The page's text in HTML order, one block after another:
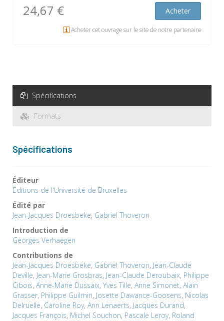
24,67 €
Acheter
Acheter cet ouvrage sur le site de notre partenaire
Spécifications
Formats
Spécifications
Éditeur
Éditions de l'Université de Bruxelles
Édité par
Jean-Jacques Droesbeke, Gabriel Thoveron
Introduction de
Georges Verhaegen
Contributions de
Jean-Jacques Droesbeke, Gabriel Thoveron, Jean-Claude
Deville, Jean-Marie Grosbras, Jean-Claude Deroubaix, Philippe
Cibois, Anne-Marie Dussaix, Yves Tille, Anne Simonet, Alain
Grasser, Philippe Guilmin, Josette Dawance-Goosens, Nicolas
Delruelle, Caroline Roy, Ann Lenaerts, Jacques Durand,
Jacques François, Michel Souchon, Pascale Leroy, Roland